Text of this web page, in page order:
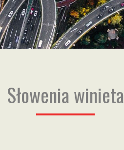
Słowenia winieta